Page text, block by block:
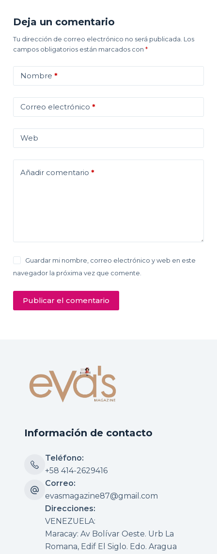
Deja un comentario
Tu dirección de correo electrónico no será publicada. Los
campos obligatorios están marcados con *
Nombre *
Correo electrónico *
Web
Añadir comentario *
Guardar mi nombre, correo electrónico y web en este
navegador la próxima vez que comente.
Publicar el comentario
Información de contacto
Teléfono:
+58 414-2629416
Correo:
evasmagazine87@gmail.com
Direcciones:
VENEZUELA:
Maracay: Av Bolívar Oeste. Urb La
Romana, Edif El Siglo. Edo. Aragua